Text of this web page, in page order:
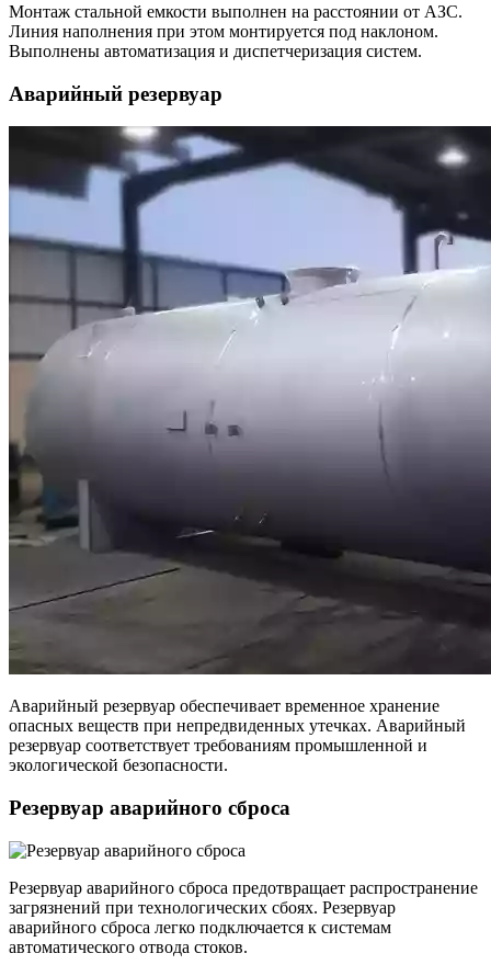
Монтаж стальной емкости выполнен на расстоянии от АЗС.
Линия наполнения при этом монтируется под наклоном.
Выполнены автоматизация и диспетчеризация систем.
Аварийный резервуар
Аварийный резервуар обеспечивает временное хранение
опасных веществ при непредвиденных утечках. Аварийный
резервуар соответствует требованиям промышленной и
экологической безопасности.
Резервуар аварийного сброса
Резервуар аварийного сброса предотвращает распространение
загрязнений при технологических сбоях. Резервуар
аварийного сброса легко подключается к системам
автоматического отвода стоков.